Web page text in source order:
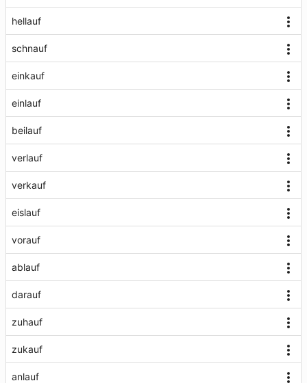
hellauf
schnauf
einkauf
einlauf
beilauf
verlauf
verkauf
eislauf
vorauf
ablauf
darauf
zuhauf
zukauf
anlauf